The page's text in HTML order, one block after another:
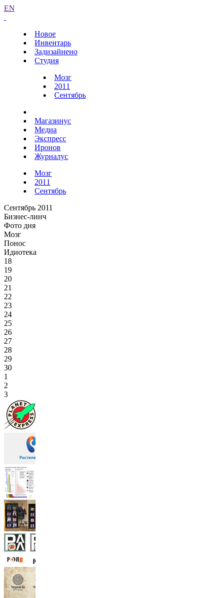
EN
Новое
Инвентарь
Задизайнено
Студия
Мозг
2011
Сентябрь
Магазинус
Медиа
Экспресс
Иронов
Журналус
Мозг
2011
Сентябрь
Сентябрь 2011
Бизнес-линч
Фото дня
Мозг
Понос
Идиотека
18
19
20
21
22
23
24
25
26
27
28
29
30
1
2
3